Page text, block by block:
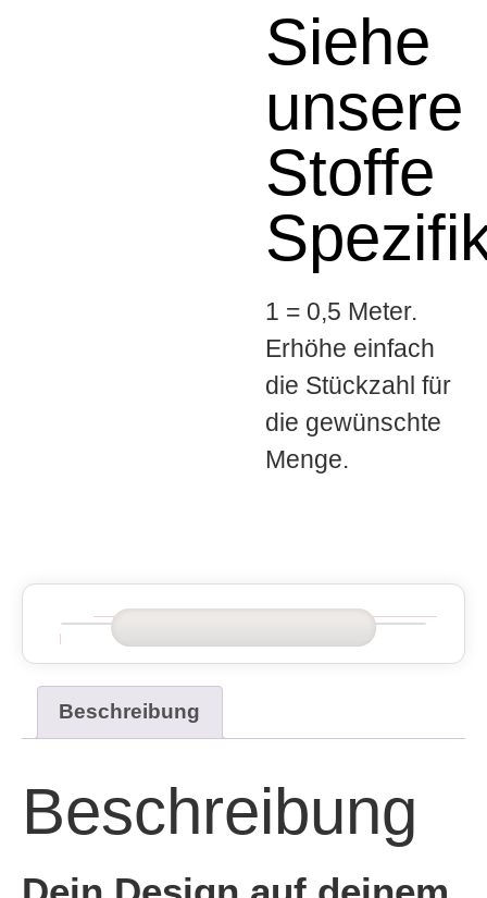
Siehe
unsere
Stoffe
1 = 0,5 Meter.
Erhöhe einfach
die Stückzahl für
die gewünschte
Menge.
Beschreibung
Beschreibung